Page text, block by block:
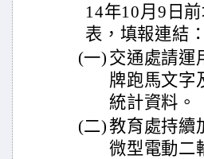
14年10月9日
表，填報連結
(一) 交通處請運
牌跑馬文字
統計資料。
(二)教育處持續
微型電動二